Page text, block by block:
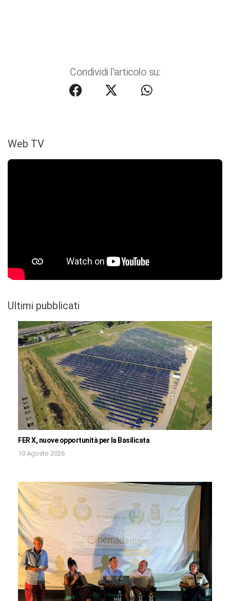
Condividi l'articolo su:
Web TV
Ultimi pubblicati
FER X, nuove opportunità per la Basilicata
10 Agosto 2026